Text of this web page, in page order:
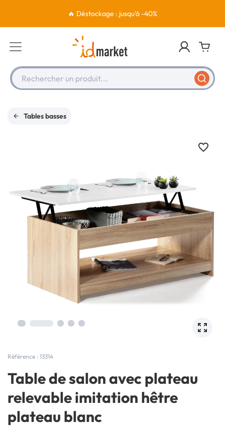
🔥 Déstockage : jusqu'à -40%
Rechercher un produit...
Tables basses
Référence : 13314
Table de salon avec plateau
relevable imitation hêtre
plateau blanc
favorite_border